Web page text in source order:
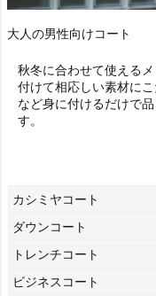
大人の男性向けコート
秋冬に合わせて使える
付けて相応しい素材に
など身に付けるだけで
す。
カシミヤコート
ダウンコート
トレンチコート
ビジネスコート